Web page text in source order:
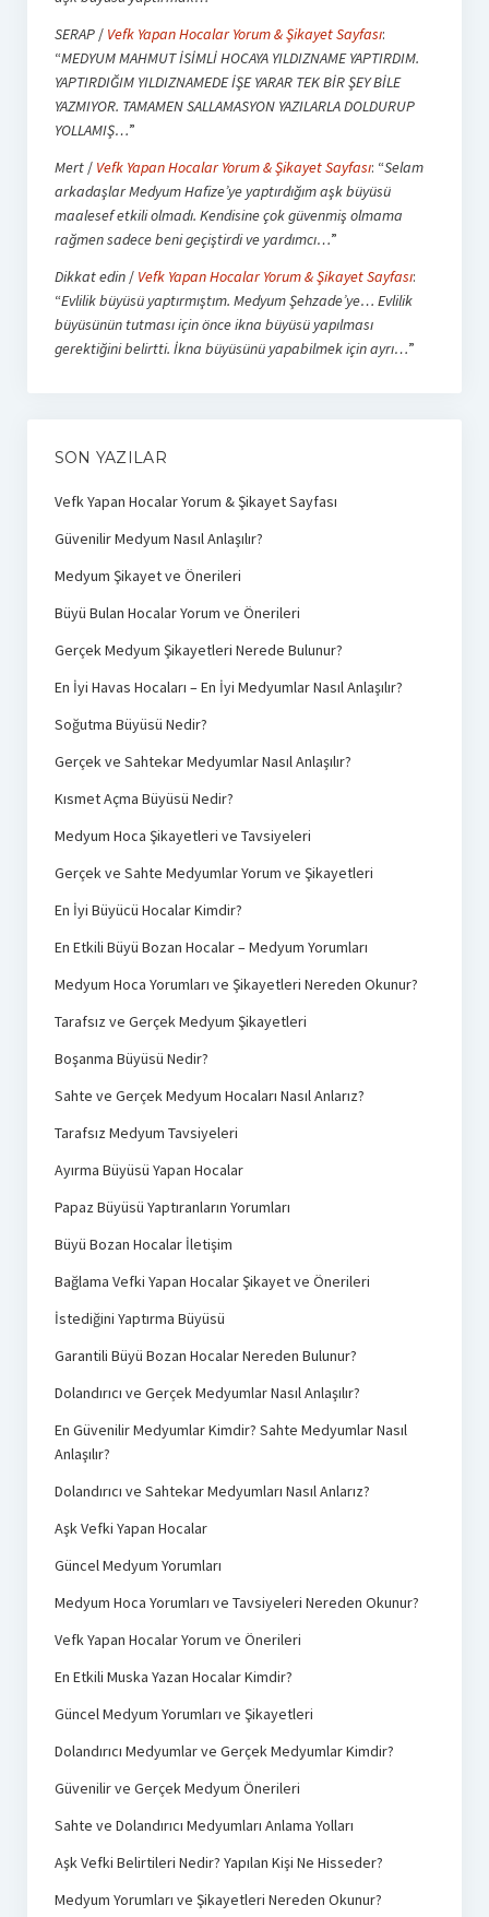
SERAP/ Vefk Yapan Hocalar Yorum & Şikayet Sayfası:
“MEDYUM MAHMUT İSİMLİ HOCAYA YILDIZNAME YAPTIRDIM.
YAPTIRDIĞIM YILDIZNAMEDE İŞE YARAR TEK BİR ŞEY BİLE
YAZMIYOR. TAMAMEN SALLAMASYON YAZILARLA DOLDURUP
YOLLAMIŞ…”
Mert/ Vefk Yapan Hocalar Yorum & Şikayet Sayfası: “Selam
arkadaşlar Medyum Hafize’ye yaptırdığım aşk büyüsü
maalesef etkili olmadı. Kendisine çok güvenmiş olmama
rağmen sadece beni geçiştirdi ve yardımcı…”
Dikkat edin/ Vefk Yapan Hocalar Yorum & Şikayet Sayfası:
“Evlilik büyüsü yaptırmıştım. Medyum Şehzade’ye… Evlilik
büyüsünün tutması için önce ikna büyüsü yapılması
gerektiğini belirtti. İkna büyüsünü yapabilmek için ayrı…”
SON YAZILAR
Vefk Yapan Hocalar Yorum & Şikayet Sayfası
Güvenilir Medyum Nasıl Anlaşılır?
Medyum Şikayet ve Önerileri
Büyü Bulan Hocalar Yorum ve Önerileri
Gerçek Medyum Şikayetleri Nerede Bulunur?
En İyi Havas Hocaları – En İyi Medyumlar Nasıl Anlaşılır?
Soğutma Büyüsü Nedir?
Gerçek ve Sahtekar Medyumlar Nasıl Anlaşılır?
Kısmet Açma Büyüsü Nedir?
Medyum Hoca Şikayetleri ve Tavsiyeleri
Gerçek ve Sahte Medyumlar Yorum ve Şikayetleri
En İyi Büyücü Hocalar Kimdir?
En Etkili Büyü Bozan Hocalar – Medyum Yorumları
Medyum Hoca Yorumları ve Şikayetleri Nereden Okunur?
Tarafsız ve Gerçek Medyum Şikayetleri
Boşanma Büyüsü Nedir?
Sahte ve Gerçek Medyum Hocaları Nasıl Anlarız?
Tarafsız Medyum Tavsiyeleri
Ayırma Büyüsü Yapan Hocalar
Papaz Büyüsü Yaptıranların Yorumları
Büyü Bozan Hocalar İletişim
Bağlama Vefki Yapan Hocalar Şikayet ve Önerileri
İstediğini Yaptırma Büyüsü
Garantili Büyü Bozan Hocalar Nereden Bulunur?
Dolandırıcı ve Gerçek Medyumlar Nasıl Anlaşılır?
En Güvenilir Medyumlar Kimdir? Sahte Medyumlar Nasıl
Anlaşılır?
Dolandırıcı ve Sahtekar Medyumları Nasıl Anlarız?
Aşk Vefki Yapan Hocalar
Güncel Medyum Yorumları
Medyum Hoca Yorumları ve Tavsiyeleri Nereden Okunur?
Vefk Yapan Hocalar Yorum ve Önerileri
En Etkili Muska Yazan Hocalar Kimdir?
Güncel Medyum Yorumları ve Şikayetleri
Dolandırıcı Medyumlar ve Gerçek Medyumlar Kimdir?
Güvenilir ve Gerçek Medyum Önerileri
Sahte ve Dolandırıcı Medyumları Anlama Yolları
Aşk Vefki Belirtileri Nedir? Yapılan Kişi Ne Hisseder?
Medyum Yorumları ve Şikayetleri Nereden Okunur?